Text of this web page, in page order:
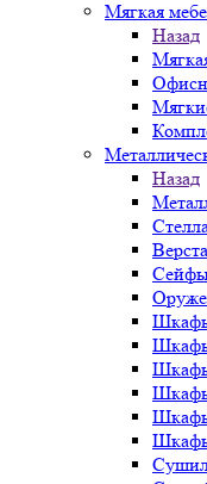
Мягкая
Назад
Назад
Шкафы
Шкафы
Шкафы
Шкафы